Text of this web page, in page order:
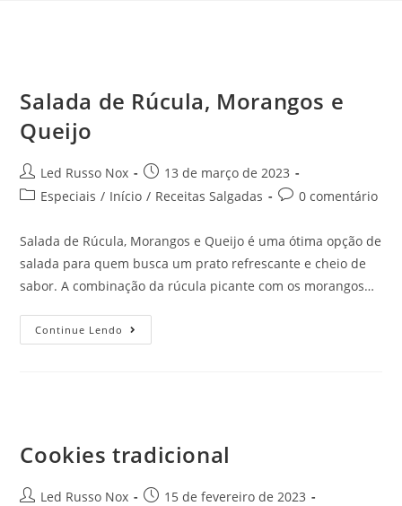
Salada de Rúcula, Morangos e
Queijo
Led Russo Nox
13 de março de 2023
Especiais / Início / Receitas Salgadas 0 comentário
Salada de Rúcula, Morangos e Queijo é uma ótima opção de
salada para quem busca um prato refrescante e cheio de
sabor. A combinação da rúcula picante com os morangos…
Continue Lendo
Cookies tradicional
Led Russo Nox
15 de fevereiro de 2023